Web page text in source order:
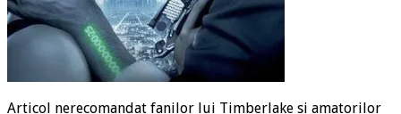
Articol nerecomandat fanilor lui Timberlake si amatorilor